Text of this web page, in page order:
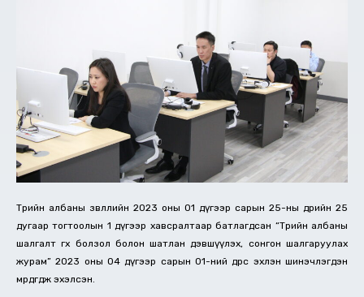
Төрийн албаны зөвлөлийн 2023 оны 01 дүгээр сарын 25-ны өдрийн 25
дугаар тогтоолын 1 дүгээр хавсралтаар батлагдсан “Төрийн албаны
шалгалт өгөх болзол болон шатлан дэвшүүлэх, сонгон шалгаруулах
журам” 2023 оны 04 дүгээр сарын 01-ний өдрөөс эхлэн шинэчлэгдэн
мөрдөгдөж эхэлсэн.